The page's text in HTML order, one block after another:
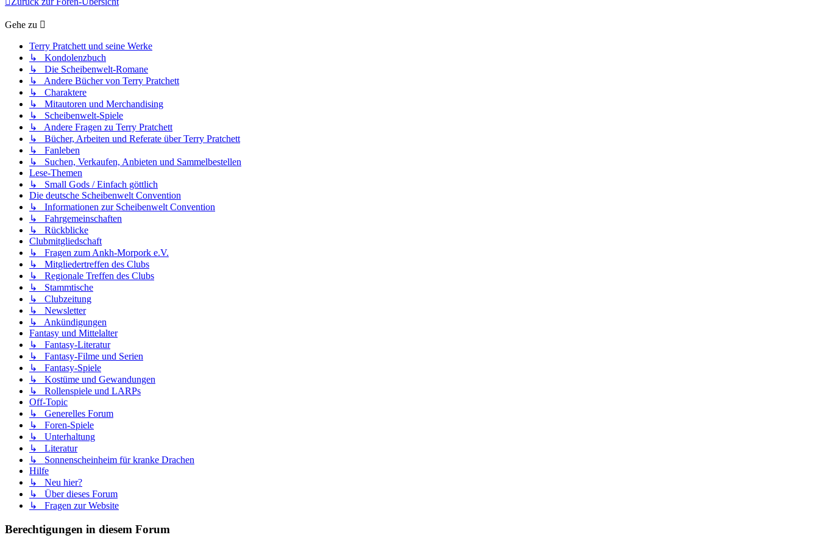
Gehe zu
Terry Pratchett und seine Werke
↳ Kondolenzbuch
↳ Die Scheibenwelt-Romane
↳ Andere Bücher von Terry Pratchett
↳ Charaktere
↳ Mitautoren und Merchandising
↳ Scheibenwelt-Spiele
↳ Andere Fragen zu Terry Pratchett
↳ Bücher, Arbeiten und Referate über Terry Pratchett
↳ Fanleben
↳ Suchen, Verkaufen, Anbieten und Sammelbestellen
Lese-Themen
↳ Small Gods / Einfach göttlich
Die deutsche Scheibenwelt Convention
↳ Informationen zur Scheibenwelt Convention
↳ Fahrgemeinschaften
↳ Rückblicke
Clubmitgliedschaft
↳ Fragen zum Ankh-Morpork e.V.
↳ Mitgliedertreffen des Clubs
↳ Regionale Treffen des Clubs
↳ Stammtische
↳ Clubzeitung
↳ Newsletter
↳ Ankündigungen
Fantasy und Mittelalter
↳ Fantasy-Literatur
↳ Fantasy-Filme und Serien
↳ Fantasy-Spiele
↳ Kostüme und Gewandungen
↳ Rollenspiele und LARPs
Off-Topic
↳ Generelles Forum
↳ Foren-Spiele
↳ Unterhaltung
↳ Literatur
↳ Sonnenscheinheim für kranke Drachen
Hilfe
↳ Neu hier?
↳ Über dieses Forum
↳ Fragen zur Website
Berechtigungen in diesem Forum